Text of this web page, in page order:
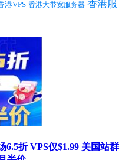
港VPS 香港大带宽服务器 香港服
折 VPS仅$1.99 美国站群